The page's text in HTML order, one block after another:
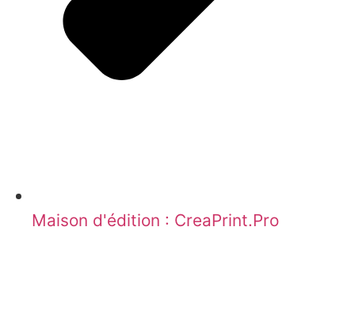
Maison d'édition : CreaPrint.Pro